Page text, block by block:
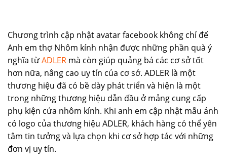
Chương trình cập nhật avatar facebook không chỉ để
Anh em thợ Nhôm kính nhận được những phần quà ý
nghĩa từADLER mà còn giúp quảng bá các cơ sở tốt
hơn nữa, nâng cao uy tín của cơ sở. ADLER là một
thương hiệu đã có bề dày phát triển và hiện là một
trong những thương hiệu dẫn đầu ở mảng cung cấp
phụ kiện cửa nhôm kính. Khi anh em cập nhật mẫu ảnh
có logo của thương hiệu ADLER, khách hàng có thể yên
tâm tin tưởng và lựa chọn khi cơ sở hợp tác với những
đơn vị uy tín.